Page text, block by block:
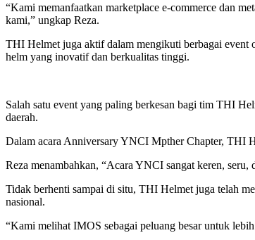
“Kami memanfaatkan marketplace e-commerce dan
kami,” ungkap Reza.
THI Helmet juga aktif dalam mengikuti berbagai event
helm yang inovatif dan berkualitas tinggi.
Salah satu event yang paling berkesan bagi tim THI
daerah.
Dalam acara Anniversary YNCI Mpther Chapter, THI
Reza menambahkan, “Acara YNCI sangat keren,
Tidak berhenti sampai di situ, THI Helmet juga telah
nasional.
“Kami melihat IMOS sebagai peluang besar untuk